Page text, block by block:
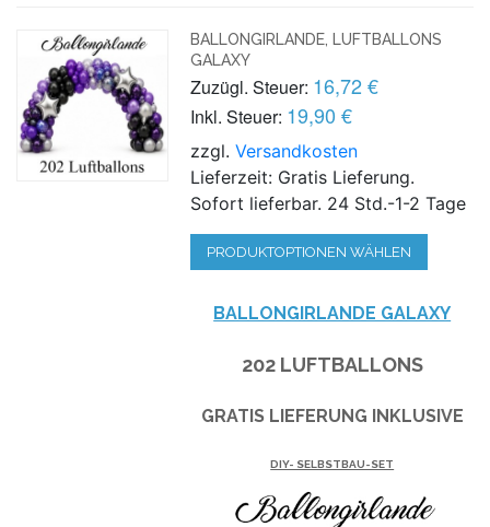
BALLONGIRLANDE, LUFTBALLONS
GALAXY
Zuzügl. Steuer: 16,72 €
Inkl. Steuer: 19,90 €
zzgl.Versandkosten
Lieferzeit: Gratis Lieferung.
Sofort lieferbar. 24 Std.-1-2 Tage
PRODUKTOPTIONEN WÄHLEN
BALLONGIRLANDE GALAXY
202 LUFTBALLONS
GRATIS LIEFERUNG INKLUSIVE
DIY- SELBSTBAU-SET